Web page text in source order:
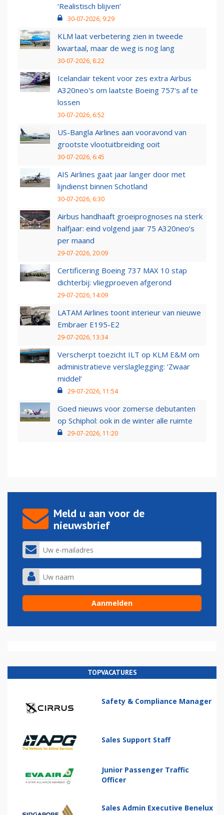
‘Realistisch blijven’
30-07-2026, 9:29
KLM laat verbetering zien in tweede
kwartaal, maar de weg is nog lang
30-07-2026, 8:22
Icelandair tekent voor zes extra Airbus
A320neo's om laatste Boeing 757's af te
lossen
30-07-2026, 6:52
US-Bangla Airlines aan vooravond van
grootste vlootuitbreiding ooit
30-07-2026, 6:45
AIS Airlines gaat jaar langer door met
lijndienst binnen Schotland
30-07-2026, 6:30
Airbus handhaaft groeiprognoses na sterk
halfjaar: eind volgend jaar 75 A320neo’s
per maand
29-07-2026, 20:09
Certificering Boeing 737 MAX 10 stap
dichterbij: vliegproeven afgerond
29-07-2026, 14:09
LATAM Airlines toont interieur van nieuwe
Embraer E195-E2
29-07-2026, 13:34
Verscherpt toezicht ILT op KLM E&M om
administratieve verslaglegging: ‘Zwaar
middel’
29-07-2026, 11:54
Goed nieuws voor zomerse debutanten
op Schiphol: ook in de winter alle ruimte
29-07-2026, 11:20
Meld u aan voor de
nieuwsbrief
TOPVACATURES
Safety & Compliance Manager
Sales Support Staff
Junior Passenger Traffic
Officer
Sales Admin Executive Benelux